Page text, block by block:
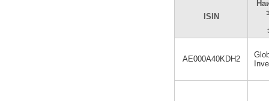
ISIN
AE000A40KDH2